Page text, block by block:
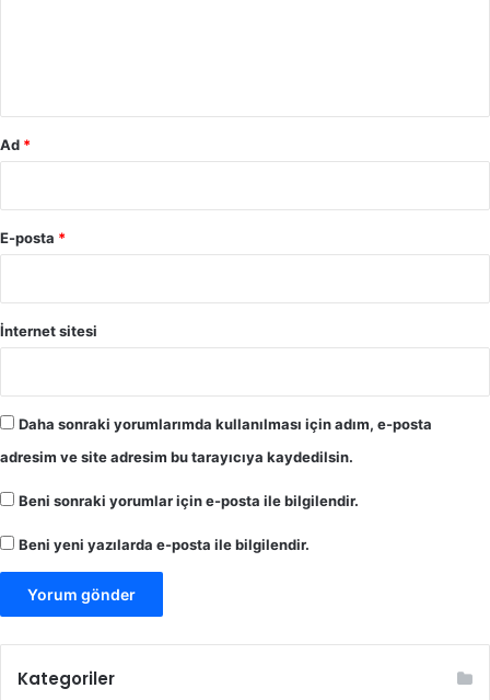
Ad *
E-posta *
İnternet sitesi
Daha sonraki yorumlarımda kullanılması için adım, e-posta
adresim ve site adresim bu tarayıcıya kaydedilsin.
Beni sonraki yorumlar için e-posta ile bilgilendir.
Beni yeni yazılarda e-posta ile bilgilendir.
Kategoriler